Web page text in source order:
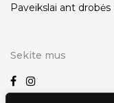
Paveikslai ant drobės
Sekite mus